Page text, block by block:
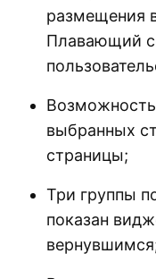
размещения
Плавающий
выбранных
страницы;
Три группы
показан